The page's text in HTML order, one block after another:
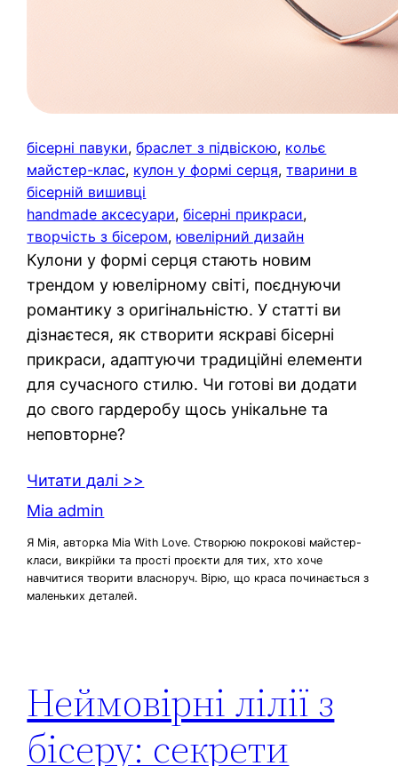
бісерні павуки, браслет з підвіскою, кольє
майстер-клас, кулон у формі серця, тварини в
бісерній вишивці
handmade аксесуари, бісерні прикраси
творчість з бісером, ювелірний дизайн
Кулони у формі серця стають новим
трендом у ювелірному світі, поєднуючи
романтику з оригінальністю. У статті ви
дізнаєтеся, як створити яскраві бісерні
прикраси, адаптуючи традиційні елементи
для сучасного стилю. Чи готові ви додати
до свого гардеробу щось унікальне та
неповторне?
Читати далі >>
Mia admin
Я Мія, авторка Mia With Love. Створюю покрокові майстер-
класи, викрійки та прості проєкти для тих, хто хоче
навчитися творити власноруч. Вірю, що краса починається з
маленьких деталей.
Неймовірні лілії з
бісеру: секрети